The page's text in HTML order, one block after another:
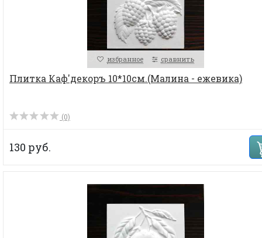
избранное сравнить
Плитка Каф'декоръ 10*10см.(Малина - ежевика)
(0)
130 руб.